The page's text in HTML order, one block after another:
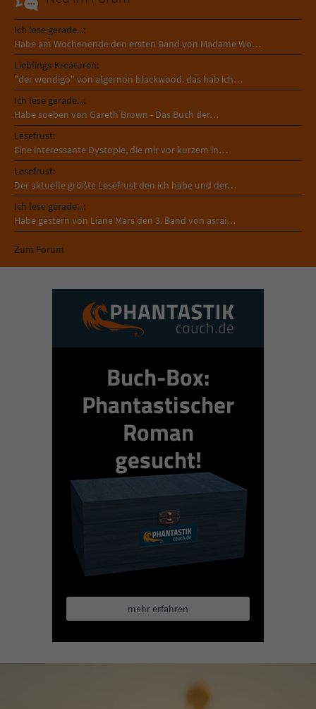
Ich lese gerade...:
Habe am Wochenende den ersten Band von Madame Wo…
Lieblings-Kreaturen:
"der wendigo" von algernon blackwood. das hab ich…
Ich lese gerade...:
Habe soeben von Gareth Brown - Das Buch der…
Lesefrust:
Eine interessante Dystopie, die mir vor kurzem in…
Lesefrust:
Der aktuelle größte Lesefrust den ich habe und der…
Ich lese gerade...:
Habe gestern von Liane Mars den 3. Band von asrai…
Zum Forum
Buch-Box:
Phantastischer
Roman
gesucht!
mehr erfahren